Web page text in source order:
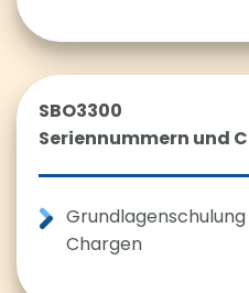
SBO3300
Seriennummern und
Chargen